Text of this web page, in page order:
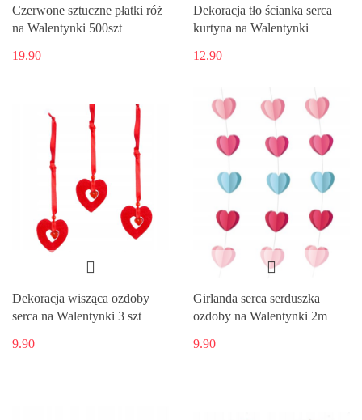
Czerwone sztuczne płatki róż
na Walentynki 500szt
19.90
Dekoracja tło ścianka serca
kurtyna na Walentynki
12.90
Dekoracja wisząca ozdoby
serca na Walentynki 3 szt
9.90
Girlanda serca serduszka
ozdoby na Walentynki 2m
9.90